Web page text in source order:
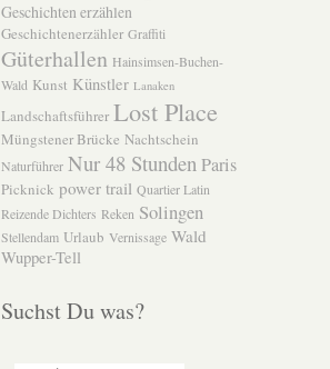
Geschichten erzählen
Geschichtenerzähler Graffiti
Güterhallen Hainsimsen-Buchen-
Wald Kunst Künstler Lanaken
Landschaftsführer Lost Place
Müngstener Brücke Nachtschein
Naturführer Nur 48 StundenParis
Picknick power trail Quartier Latin
Reizende Dichters Reken Solingen
Stellendam Urlaub Vernissage Wald
Wupper-Tell
Suchst Du was?